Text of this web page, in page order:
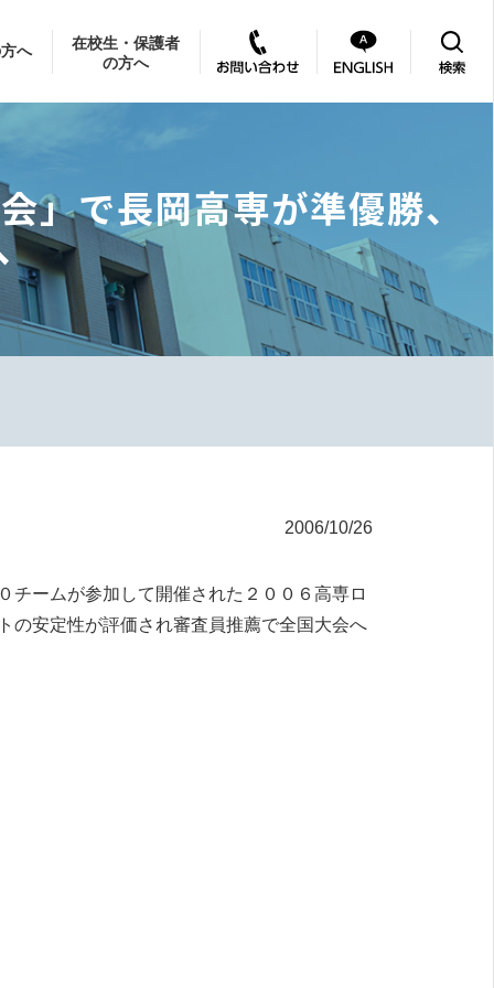
へ
在校生・保護者
の方へ
で長岡高専が準優勝、
2006/10/26
チームが参加して開催された２００６高専ロ
の安定性が評価され審査員推薦で全国大会へ